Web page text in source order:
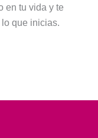
en tu vida y te
que inicias.